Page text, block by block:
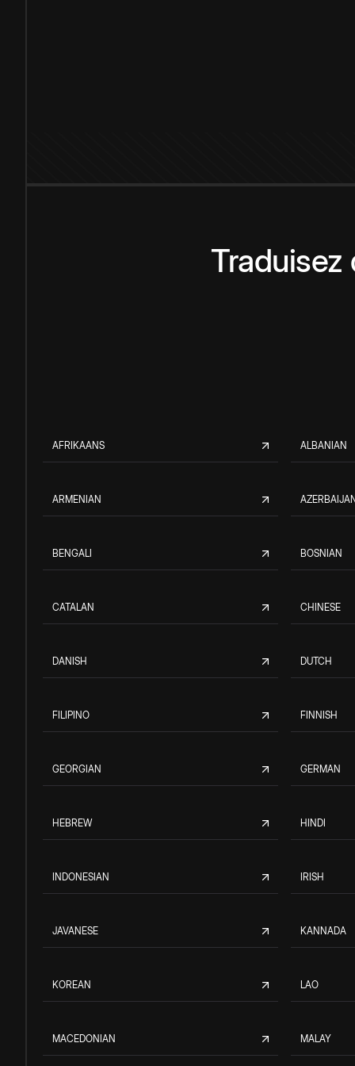
Traduisez
AFRIKAANS ALBANIAN
ARMENIAN AZERBAIJANI
BENGALI BOSNIAN
CATALAN CHINESE
DANISH DUTCH
FILIPINO FINNISH
GEORGIAN GERMAN
HEBREW HINDI
INDONESIAN IRISH
JAVANESE KANNADA
KOREAN LAO
MACEDONIAN MALAY